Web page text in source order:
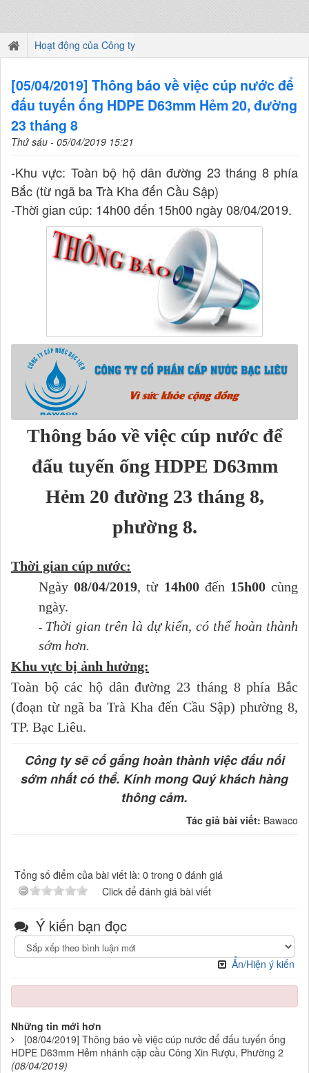
Hoạt động của Công ty
[05/04/2019] Thông báo về việc cúp nước để
đấu tuyến ống HDPE D63mm Hẻm 20, đường
23 tháng 8
Thứ sáu - 05/04/2019 15:21
-Khu vực: Toàn bộ hộ dân đường 23 tháng 8 phía
Bắc (từ ngã ba Trà Kha đến Cầu Sập)
-Thời gian cúp: 14h00 đến 15h00 ngày 08/04/2019.
Thông báo về việc cúp nước để
đấu tuyến ống HDPE D63mm
Hẻm 20 đường 23 tháng 8,
phường 8.
Thời gian cúp nước:
Ngày08/04/2019, từ 14h00 đến 15h00 cùng
ngày.
- Thời gian trên là dự kiến, có thể hoàn thành
sớm hơn.
Khu vực bị ảnh hưởng:
Toàn bộ các hộ dân đường 23 tháng 8 phía Bắc
(đoạn từ ngã ba Trà Kha đến Cầu Sập) phường 8,
TP. Bạc Liêu.
Công ty sẽ cố gắng hoàn thành việc đấu nối
sớm nhất có thể. Kính mong Quý khách hàng
thông cảm.
Tác giả bài viết: Bawaco
Tổng số điểm của bài viết là: 0 trong 0 đánh giá
Click để đánh giá bài viết
Ý kiến bạn đọc
Ẩn/Hiện ý kiến
Những tin mới hơn
[08/04/2019] Thông báo về việc cúp nước để đấu tuyến ống
HDPE D63mm Hẻm nhánh cập cầu Công Xin Rượu, Phường 2
(08/04/2019)